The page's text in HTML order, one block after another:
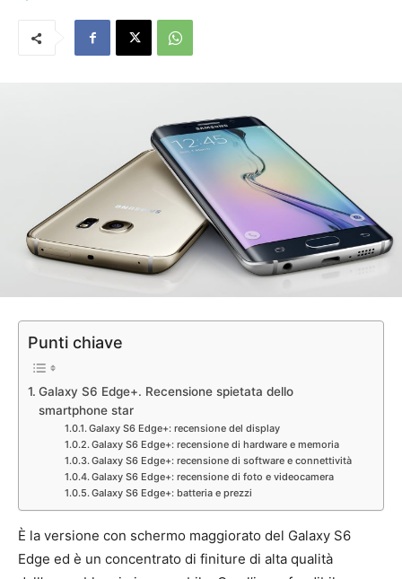
Punti chiave
Galaxy S6 Edge+. Recensione spietata dello
smartphone star
Galaxy S6 Edge+: recensione del display
Galaxy S6 Edge+: recensione di hardware e memoria
Galaxy S6 Edge+: recensione di software e connettività
Galaxy S6 Edge+: recensione di foto e videocamera
Galaxy S6 Edge+: batteria e prezzi
È la versione con schermo maggiorato del Galaxy S6
Edge ed è un concentrato di finiture di alta qualità